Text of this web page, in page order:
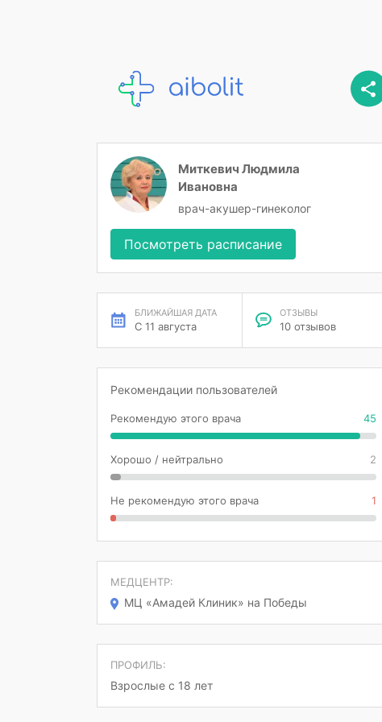
Миткевич Людмила
Ивановна
врач-акушер-гинеколог
Посмотреть расписание
БЛИЖАЙШАЯ ДАТА
С 11 августа
ОТЗЫВЫ
10 отзывов
Рекомендации пользователей
Рекомендую этого врача 45
Хорошо / нейтрально 2
Не рекомендую этого врача 1
МЕДЦЕНТР:
МЦ «Амадей Клиник» на Победы
ПРОФИЛЬ:
Взрослые с 18 лет